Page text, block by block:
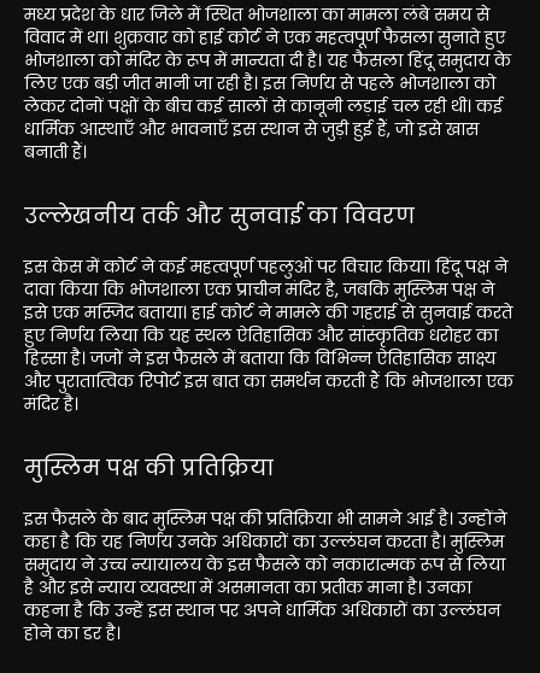
मध्य प्रदेश के धार जिले में स्थित भोजशाला का मामला लंबे समय से
विवाद में था। शुक्रवार को हाई कोर्ट ने एक महत्वपूर्ण फैसला सुनाते हुए
भोजशाला को मंदिर के रूप में मान्यता दी है। यह फैसला हिंदू समुदाय के
लिए एक बड़ी जीत मानी जा रही है। इस निर्णय से पहले भोजशाला को
लेकर दोनों पक्षों के बीच कई सालों से कानूनी लड़ाई चल रही थी। कई
धार्मिक आस्थाएँ और भावनाएँ इस स्थान से जुड़ी हुई हैं, जो इसे खास
बनाती हैं।
उल्लेखनीय तर्क और सुनवाई का विवरण
इस केस में कोर्ट ने कई महत्वपूर्ण पहलुओं पर विचार किया। हिंदू पक्ष ने
दावा किया कि भोजशाला एक प्राचीन मंदिर है, जबकि मुस्लिम पक्ष ने
इसे एक मस्जिद बताया। हाई कोर्ट ने मामले की गहराई से सुनवाई करते
हुए निर्णय लिया कि यह स्थल ऐतिहासिक और सांस्कृतिक धरोहर का
हिस्सा है। जजों ने इस फैसले में बताया कि विभिन्न ऐतिहासिक साक्ष्य
और पुरातात्विक रिपोर्ट इस बात का समर्थन करती हैं कि भोजशाला एक
मंदिर है।
मुस्लिम पक्ष की प्रतिक्रिया
इस फैसले के बाद मुस्लिम पक्ष की प्रतिक्रिया भी सामने आई है। उन्होंने
कहा है कि यह निर्णय उनके अधिकारों का उल्लंघन करता है। मुस्लिम
समुदाय ने उच्च न्यायालय के इस फैसले को नकारात्मक रूप से लिया
है और इसे न्याय व्यवस्था में असमानता का प्रतीक माना है। उनका
कहना है कि उन्हें इस स्थान पर अपने धार्मिक अधिकारों का उल्लंघन
होने का डर है।